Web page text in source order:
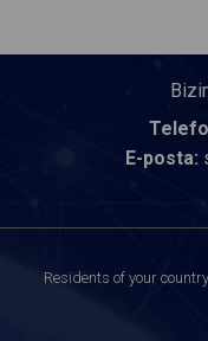
E-posta:
Residents of your